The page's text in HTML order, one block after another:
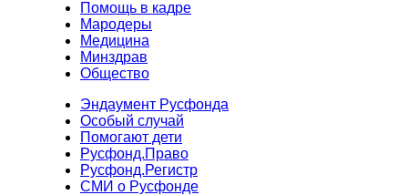
Помощь в кадре
Мародеры
Медицина
Минздрав
Общество
Эндаумент Русфонда
Особый случай
Помогают дети
Русфонд.Право
Русфонд.Регистр
СМИ о Русфонде